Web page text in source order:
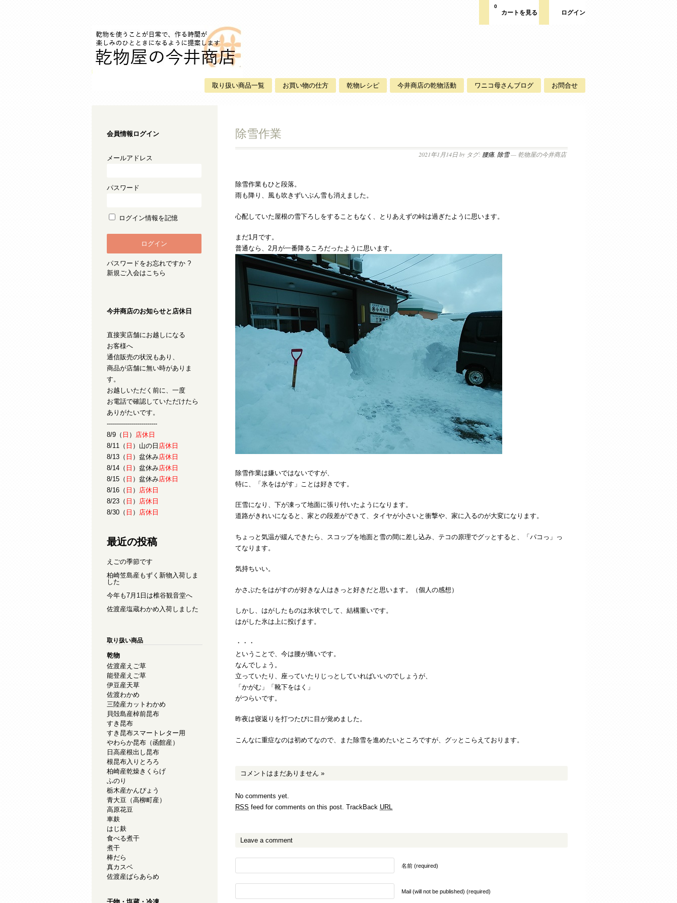
カートを見る
0
ログイン
取り扱い商品一覧 お買い物の仕方 乾物レシピ 今井商店の乾物活動 ワニコ母さんブログ お問合せ
除雪作業
2021年1月14日by タグ: 腰痛, 除雪— 乾物屋の今井商店
除雪作業もひと段落。
雨も降り、風も吹きずいぶん雪も消えました。
心配していた屋根の雪下ろしをすることもなく、とりあえずの峠は過ぎたように思います。
まだ1月です。
普通なら、2月が一番降るころだったように思います。
除雪作業は嫌いではないですが、
特に、「氷をはがす」ことは好きです。
圧雪になり、下が凍って地面に張り付いたようになります。
道路がきれいになると、家との段差ができて、タイヤが小さいと衝撃や、家に入るのが大変になります。
ちょっと気温が緩んできたら、スコップを地面と雪の間に差し込み、テコの原理でグッとすると、「パコっ」っ
てなります。
気持ちいい。
かさぶたをはがすのが好きな人はきっと好きだと思います。（個人の感想）
しかし、はがしたものは氷状でして、結構重いです。
はがした氷は上に投げます。
・・・
ということで、今は腰が痛いです。
なんでしょう。
立っていたり、座っていたりじっとしていればいいのでしょうが、
「かがむ」「靴下をはく」
がつらいです。
昨夜は寝返りを打つたびに目が覚めました。
こんなに重症なのは初めてなので、また除雪を進めたいところですが、グッとこらえております。
コメントはまだありません »
No comments yet.
RSS feed for comments on this post. TrackBack URL
Leave a comment
名前 (required)
Mail (will not be published) (required)
会員情報ログイン
メールアドレス
パスワード
ログイン情報を記憶
パスワードをお忘れですか ?
新規ご入会はこちら
今井商店のお知らせと店休日
直接実店舗にお越しになる
お客様へ
通信販売の状況もあり、
商品が店舗に無い時がありま
す。
お越しいただく前に、一度
お電話で確認していただけたら
ありがたいです。
-------------------------
8/9（ 日 ） 店休日
8/11（ 日 ）山の日 店休日
8/13（ 日 ）盆休み店休日
8/14（ 日 ）盆休み店休日
8/15（ 日 ）盆休み店休日
8/16（ 日 ） 店休日
8/23（ 日 ） 店休日
8/30（ 日 ） 店休日
最近の投稿
えごの季節です
柏崎笠島産もずく新物入荷しま
した
今年も7月1日は椎谷観音堂へ
佐渡産塩蔵わかめ入荷しました
取り扱い商品
乾物
佐渡産えご草
能登産えご草
伊豆産天草
佐渡わかめ
三陸産カットわかめ
貝殻島産棹前昆布
すき昆布
すき昆布スマートレター用
やわらか昆布（函館産）
日高産根出し昆布
根昆布入りとろろ
柏崎産乾燥きくらげ
ふのり
栃木産かんぴょう
青大豆（高柳町産）
高原花豆
車麸
はじ麸
食べる煮干
煮干
棒だら
真カスベ
佐渡産ばらあらめ